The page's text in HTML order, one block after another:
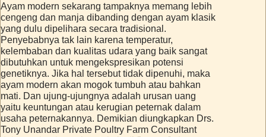
Ayam modern sekarang tampaknya memang lebih
cengeng dan manja dibanding dengan ayam klasik
yang dulu dipelihara secara tradisional.
Penyebabnya tak lain karena temperatur,
kelembaban dan kualitas udara yang baik sangat
dibutuhkan untuk mengekspresikan potensi
genetiknya. Jika hal tersebut tidak dipenuhi, maka
ayam modern akan mogok tumbuh atau bahkan
mati. Dan ujung-ujungnya adalah urusan uang
yaitu keuntungan atau kerugian peternak dalam
usaha peternakannya. Demikian diungkapkan Drs.
Tony Unandar Private Poultry Farm Consultant